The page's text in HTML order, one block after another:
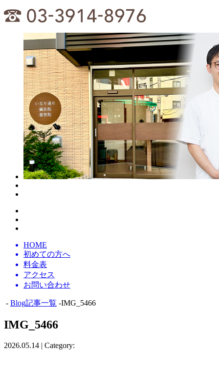
HOME
初めての方へ
料金表
アクセス
お問い合わせ
- Blog記事一覧 -IMG_5466
IMG_5466
2026.05.14 | Category: